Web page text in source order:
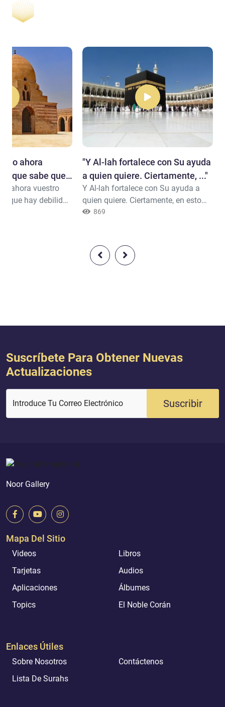
"Y Al-lah fortalece con Su ayuda
a quien quiere. Ciertamente, ..."
Y Al-lah fortalece con Su ayuda a
quien quiere. Ciertamente, en esto
hay una lección para los dotados de
869
ahora
sabe que
ahora vuestro
que hay debilidad
Suscríbete Para Obtener Nuevas
Actualizaciones
Introduce Tu Correo Electrónico Suscribir
Noor Gallery
Mapa Del Sitio
Videos
Libros
Tarjetas
Audios
Aplicaciones
Álbumes
Topics
El Noble Corán
Enlaces Útiles
Sobre Nosotros
Contáctenos
Lista De Surahs